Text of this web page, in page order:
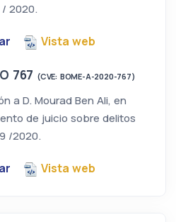
/ 2020.
Vista web
767 (CVE: BOME-A-2020-767)
a D. Mourad Ben Ali, en
de juicio sobre delitos
/2020.
Vista web